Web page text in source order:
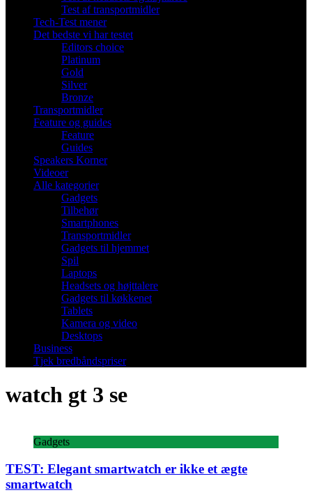
Test af transportmidler
Tech-Test mener
Det bedste vi har testet
Editors choice
Platinum
Gold
Silver
Bronze
Transportmidler
Feature og guides
Feature
Guides
Speakers Korner
Videoer
Alle kategorier
Gadgets
Tilbehør
Smartphones
Transportmidler
Gadgets til hjemmet
Spil
Laptops
Headsets og højttalere
Gadgets til køkkenet
Tablets
Kamera og video
Desktops
Business
Tjek bredbåndspriser
watch gt 3 se
Gadgets
TEST: Elegant smartwatch er ikke et ægte
smartwatch